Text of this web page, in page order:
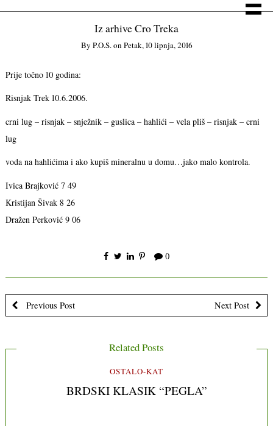
Iz arhive Cro Treka
By P.o.s.on Petak, 10 lipnja, 2016
Prije točno 10 godina:
Risnjak Trek 10.6.2006.
crni lug – risnjak – snježnik – guslica – hahlići – vela pliš – risnjak – crni
lug
voda na hahlićima i ako kupiš mineralnu u domu…jako malo kontrola.
Ivica Brajković 7 49
Kristijan Šivak 8 26
Dražen Perković 9 06
0
Previous Post Next Post
Related Posts
OSTALO-KAT
BRDSKI KLASIK “PEGLA”